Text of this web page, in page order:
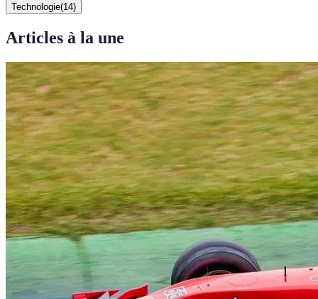
Technologie(14)
Articles à la une